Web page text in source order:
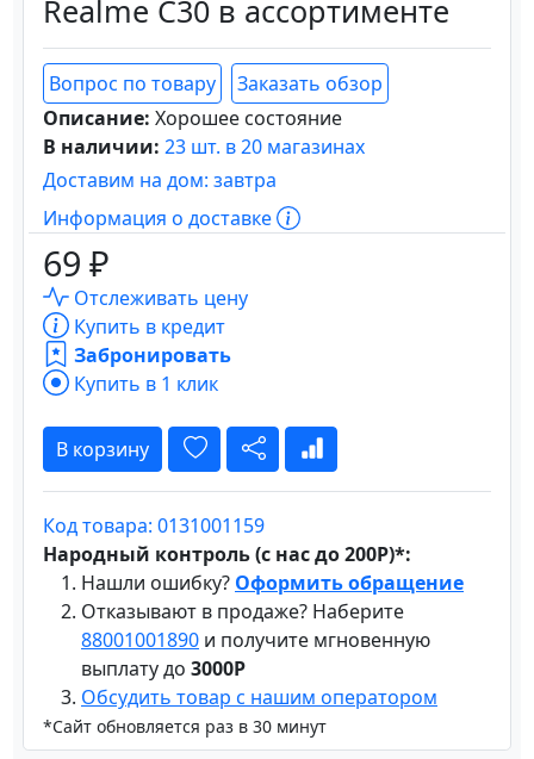
Realme C30 в ассортименте
Вопрос по товару
Заказать обзор
Описание: Хорошее состояние
В наличии: 23 шт. в 20 магазинах
Доставим на дом: завтра
Информация о доставке
69 ₽
Отслеживать цену
Купить в кредит
Забронировать
Купить в 1 клик
В корзину
Код товара: 0131001159
Народный контроль (с нас до 200Р)*:
Нашли ошибку? Оформить обращение
Отказывают в продаже? Наберите
88001001890 и получите мгновенную
выплату до 3000Р
Обсудить товар с нашим оператором
*Сайт обновляется раз в 30 минут